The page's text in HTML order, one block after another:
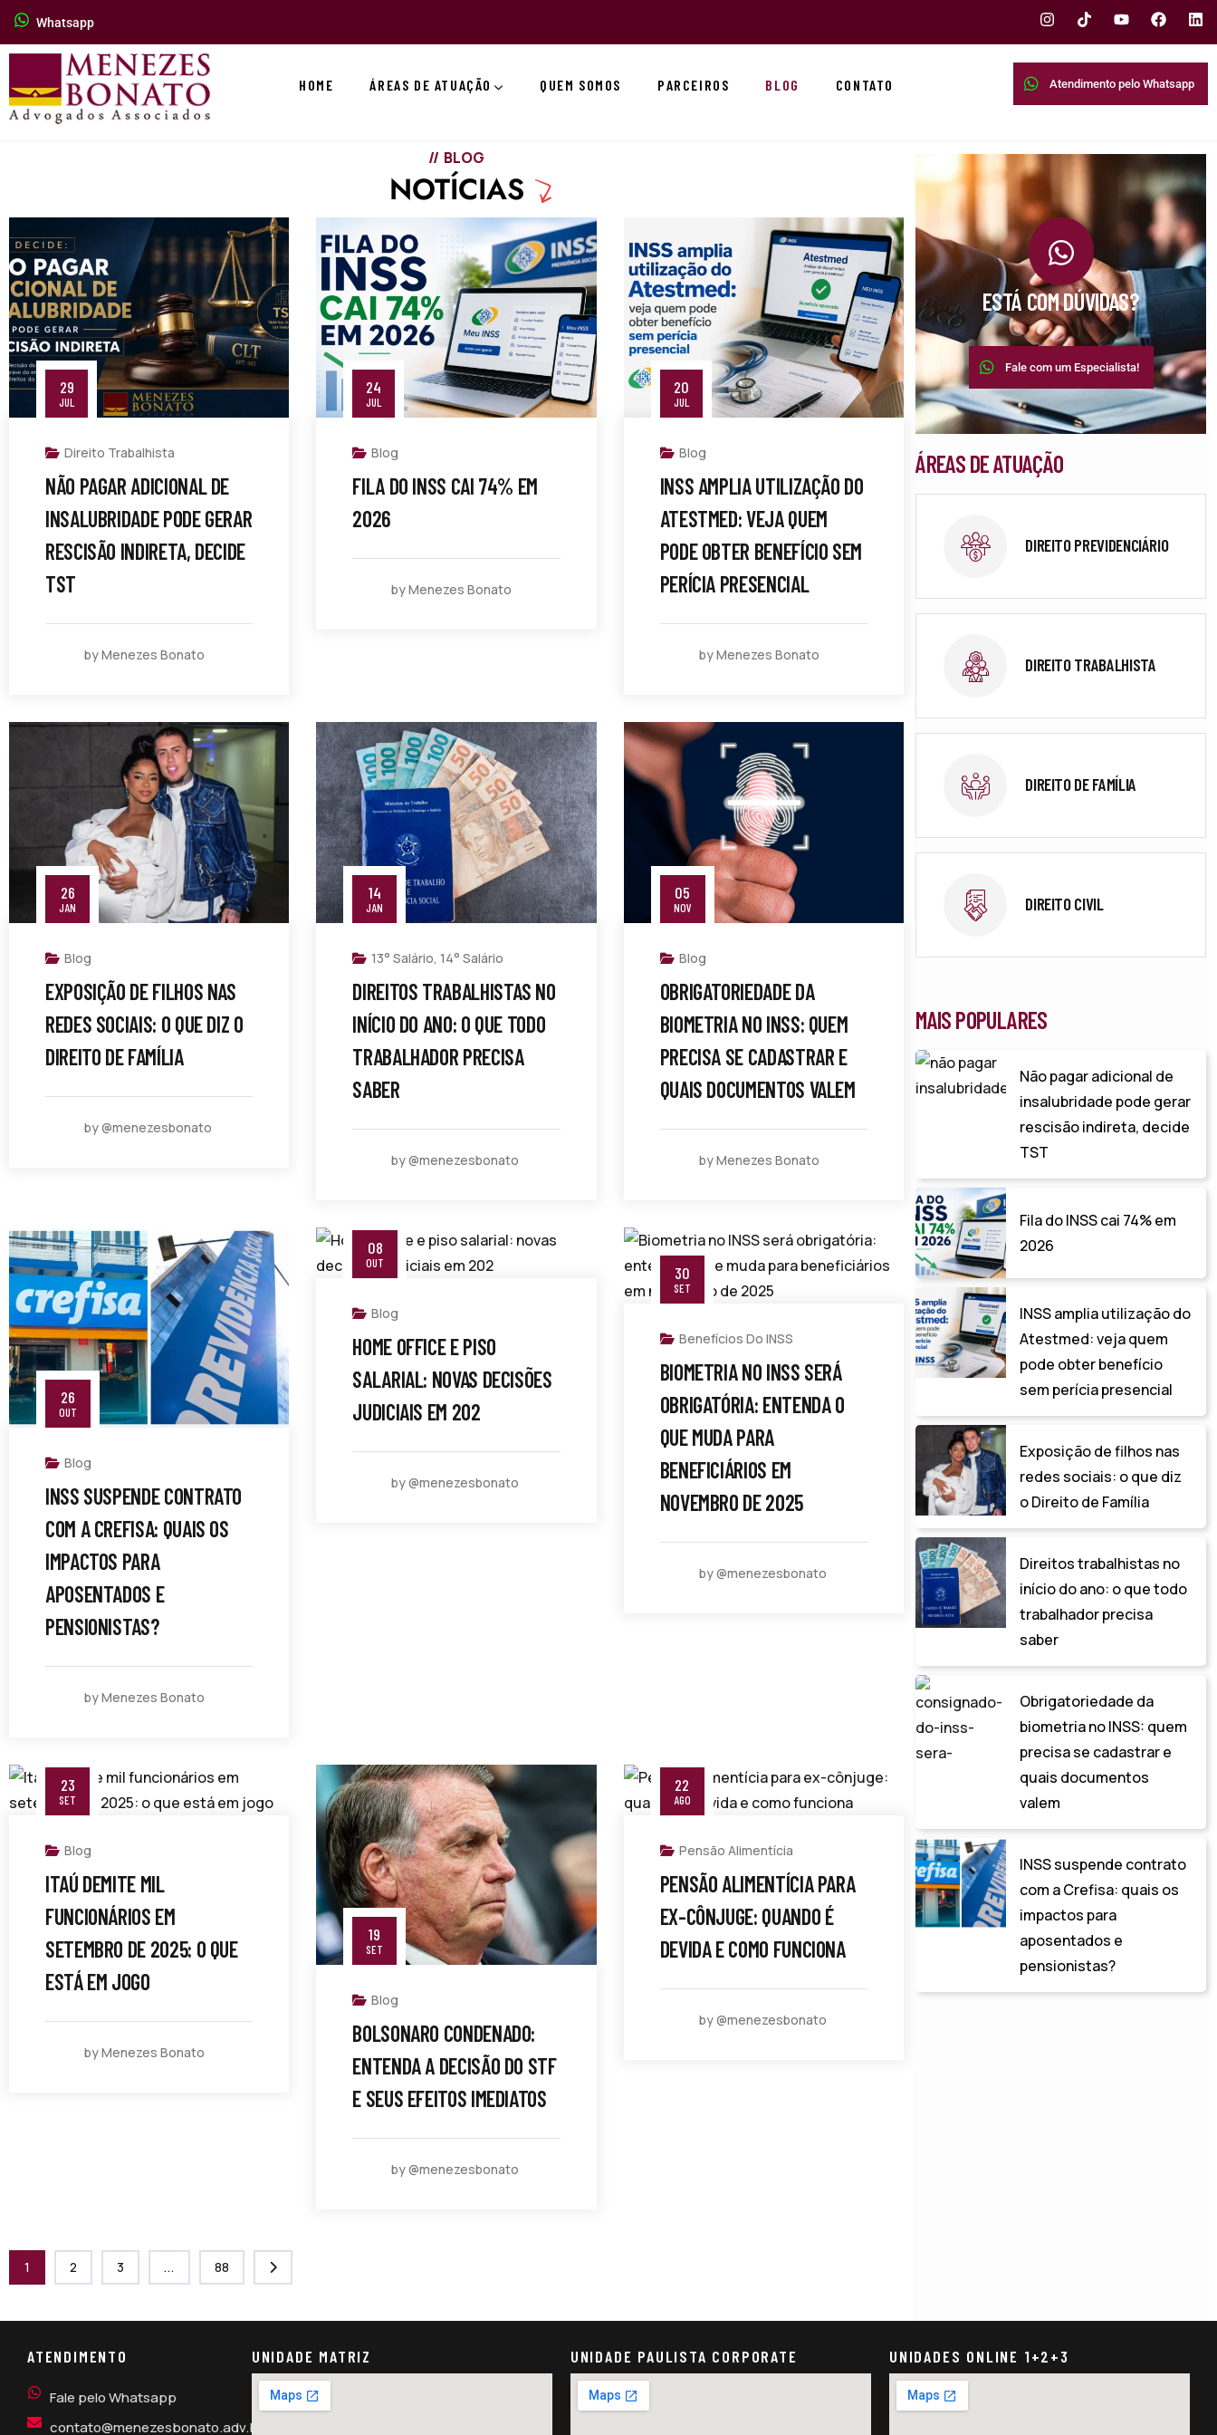
Whatsapp
HOME ÁREAS DE ATUAÇÃO QUEM SOMOS PARCEIROS BLOG CONTATO Atendimento pelo Whatsapp
BLOG
NOTÍCIAS
29
JUL
Direito Trabalhista
NÃO PAGAR ADICIONAL DE
INSALUBRIDADE PODE GERAR
RESCISÃO INDIRETA, DECIDE
TST
by Menezes Bonato
24
JUL
Blog
FILA DO INSS CAI 74% EM
2026
by Menezes Bonato
20
JUL
Blog
INSS AMPLIA UTILIZAÇÃO DO
ATESTMED: VEJA QUEM
PODE OBTER BENEFÍCIO SEM
PERÍCIA PRESENCIAL
by Menezes Bonato
26
JAN
Blog
EXPOSIÇÃO DE FILHOS NAS
REDES SOCIAIS: O QUE DIZ O
DIREITO DE FAMÍLIA
by @menezesbonato
14
JAN
13° Salário,14° Salário
DIREITOS TRABALHISTAS NO
INÍCIO DO ANO: O QUE TODO
TRABALHADOR PRECISA
SABER
by @menezesbonato
05
NOV
Blog
OBRIGATORIEDADE DA
BIOMETRIA NO INSS: QUEM
PRECISA SE CADASTRAR E
QUAIS DOCUMENTOS VALEM
by Menezes Bonato
26
OUT
Blog
INSS SUSPENDE CONTRATO
COM A CREFISA: QUAIS OS
IMPACTOS PARA
APOSENTADOS E
PENSIONISTAS?
by Menezes Bonato
08
OUT
Blog
HOME OFFICE E PISO
SALARIAL: NOVAS DECISÕES
JUDICIAIS EM 202
by @menezesbonato
30
SET
Benefícios Do INSS
BIOMETRIA NO INSS SERÁ
OBRIGATÓRIA: ENTENDA O
QUE MUDA PARA
BENEFICIÁRIOS EM
NOVEMBRO DE 2025
by @menezesbonato
23
SET
Blog
ITAÚ DEMITE MIL
FUNCIONÁRIOS EM
SETEMBRO DE 2025: O QUE
ESTÁ EM JOGO
by Menezes Bonato
19
SET
Blog
BOLSONARO CONDENADO:
ENTENDA A DECISÃO DO STF
E SEUS EFEITOS IMEDIATOS
by @menezesbonato
22
AGO
Pensão Alimentícia
PENSÃO ALIMENTÍCIA PARA
EX-CÔNJUGE: QUANDO É
DEVIDA E COMO FUNCIONA
by @menezesbonato
1 2 3 ... 88
ESTÁ COM DÚVIDAS?
Fale com um Especialista!
ÁREAS DE ATUAÇÃO
DIREITO PREVIDENCIÁRIO
DIREITO TRABALHISTA
DIREITO DE FAMÍLIA
DIREITO CIVIL
MAIS POPULARES
Não pagar adicional de
insalubridade pode gerar
rescisão indireta, decide
TST
Fila do INSS cai 74% em
2026
INSS amplia utilização do
Atestmed: veja quem
pode obter benefício
sem perícia presencial
Exposição de filhos nas
redes sociais: o que diz
o Direito de Família
Direitos trabalhistas no
início do ano: o que todo
trabalhador precisa
saber
Obrigatoriedade da
biometria no INSS: quem
precisa se cadastrar e
quais documentos
valem
INSS suspende contrato
com a Crefisa: quais os
impactos para
aposentados e
pensionistas?
ATENDIMENTO
Fale pelo Whatsapp
contato@menezesbonato.adv.br
UNIDADE MATRIZ UNIDADE PAULISTA CORPORATE UNIDADES ONLINE 1+2+3